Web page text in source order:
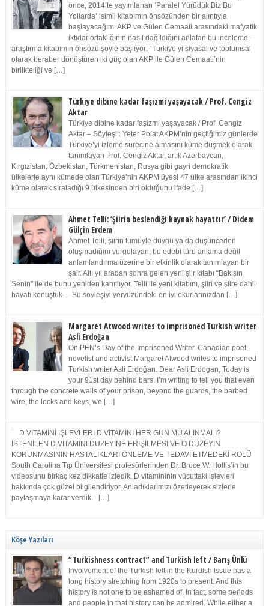
önce, 2014’te yayımlanan ‘Paralel Yürüdük Biz Bu
Yollarda’ isimli kitabımın önsözünden bir alıntıyla
başlayacağım. AKP ve Gülen Cemaati arasındaki mafyatik
iktidar ortaklığının nasıl dağıldığını anlatan bu inceleme-
araştırma kitabımın önsözü şöyle başlıyor: “Türkiye’yi siyasal ve toplumsal
olarak beraber dönüştüren iki güç olan AKP ile Gülen Cemaati’nin
birlikteliği ve […]
Türkiye dibine kadar faşizmi yaşayacak / Prof. Cengiz
Aktar
Türkiye dibine kadar faşizmi yaşayacak / Prof. Cengiz
Aktar – Söyleşi : Yeter Polat AKPM’nin geçtiğimiz günlerde
Türkiye’yi izleme sürecine almasını küme düşmek olarak
tanımlayan Prof. Cengiz Aktar, artık Azerbaycan,
Kırgızistan, Özbekistan, Türkmenistan, Rusya gibi gayri demokratik
ülkelerle aynı kümede olan Türkiye’nin AKPM üyesi 47 ülke arasından ikinci
küme olarak sıraladığı 9 ülkesinden biri olduğunu ifade […]
Ahmet Telli: ‘Şiirin beslendiği kaynak hayattır’ / Didem
Gülçin Erdem
Ahmet Telli, şiirin tümüyle duygu ya da düşünceden
oluşmadığını vurgulayan, bu edebi türü anlama değil
anlamlandırma üzerine bir etkinlik olarak tanımlayan bir
şair. Altı yıl aradan sonra gelen yeni şiir kitabı “Bakışın
Senin” ile de bunu yeniden kanıtlıyor. Telli ile yeni kitabını, şiiri ve şiire dahil
hayatı konuştuk. – Bu söyleşiyi yeryüzündeki en iyi okurlarınızdan […]
Margaret Atwood writes to imprisoned Turkish writer
Asli Erdoğan
On PEN’s Day of the Imprisoned Writer, Canadian poet,
novelist and activist Margaret Atwood writes to imprisoned
Turkish writer Asli Erdoğan. Dear Asli Erdogan, Today is
your 91st day behind bars. I’m writing to tell you that even
through the concrete walls of your prison, beyond the guards, the barbed
wire, the locks and keys, we […]
D VİTAMİNİ İŞLEVLERİ D VİTAMİNİ HER GÜN MÜ ALINMALI?
İSTENİLEN D VİTAMİNİ DÜZEYİNE ERİŞİLMESİ VE O DÜZEYİN
KORUNMASININ HASTALIKLARI ÖNLEME VE TEDAVİ ETMEDEKİ ROLÜ
South Carolina Tıp Üniversitesi profesörlerinden Dr. Bruce W. Hollis’in bu
videosunu birkaç kez dikkatle izledik. D vitamininin vücuttaki işlevleri
hakkında çok güzel bilgilendiriyor. Anladıklarımızı özetleyerek sizlerle
paylaşmaya karar verdik. […]
Köşe Yazıları
“Turkishness contract” and Turkish left / Barış Ünlü
Involvement of the Turkish left in the Kurdish issue has a
long history stretching from 1920s to present. And this
history is not one to be ashamed of. In fact, some periods
and people in that history can be admired. While either a